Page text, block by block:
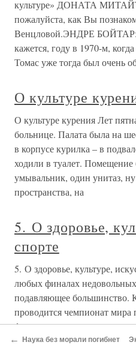
культуре» ДОНАТА
пожалуйста, как Вы
Венцловой.ЭНДРЕ БОЙТАР:
кажется, году в 1970-м,
Томас уже тогда был очень
О культуре
О культуре курения Лет
больнице. Палата была на
в корпусе курилка – в
ходили в туалет.
умывальник, один унитаз,
пространства, на
5. О здоровье,
спорте
5. О здоровье, культуре,
любых финалах
подавляющее большинство.
проводится чемпионат мира
финальная часть, где титул
команды, прошедших
← Наука без морали погибнет